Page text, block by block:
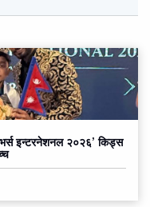
इन्टरनेशनल २०२६’ किड्स